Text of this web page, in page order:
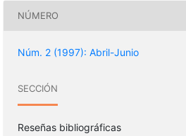
NÚMERO
Núm. 2 (1997): Abril-Junio
SECCIÓN
Reseñas bibliográficas